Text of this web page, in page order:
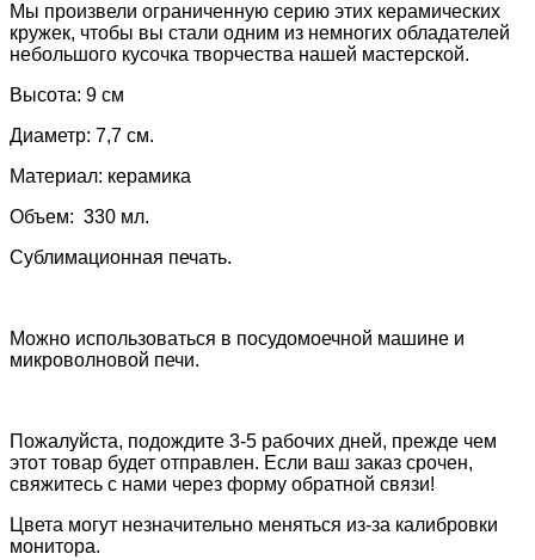
Мы произвели ограниченную серию этих керамических
кружек, чтобы вы стали одним из немногих обладателей
небольшого кусочка творчества нашей мастерской.
Высота: 9 см
Диаметр: 7,7 см.
Материал: керамика
Объем: 330 мл.
Сублимационная печать.
Можно использоваться в посудомоечной машине и
микроволновой печи.
Пожалуйста, подождите 3-5 рабочих дней, прежде чем
этот товар будет отправлен. Если ваш заказ срочен,
свяжитесь с нами через форму обратной связи!
Цвета могут незначительно меняться из-за калибровки
монитора.